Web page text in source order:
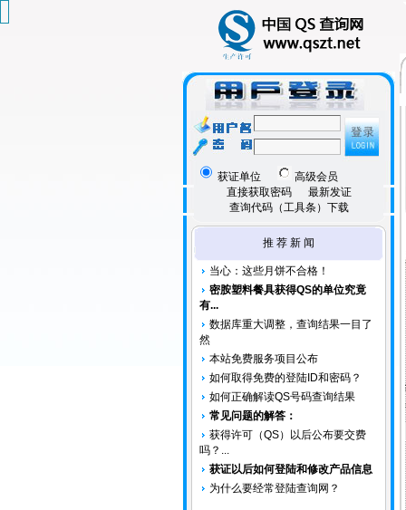
获证单位
高级会员
直接获取密码
最新发证
查询代码（工具条）下载
推 荐 新 闻
当心：这些月饼不合格！
密胺塑料餐具获得QS的单位究竟
有...
数据库重大调整，查询结果一目了
然
本站免费服务项目公布
如何取得免费的登陆ID和密码？
如何正确解读QS号码查询结果
常见问题的解答：
获得许可（QS）以后公布要交费
吗？...
获证以后如何登陆和修改产品信息
为什么要经常登陆查询网？